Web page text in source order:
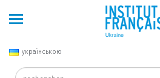
українською
Search